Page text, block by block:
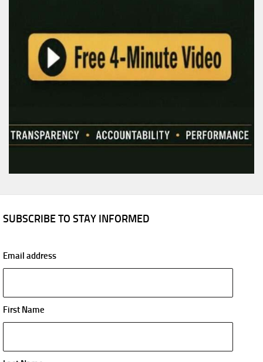
SUBSCRIBE TO STAY INFORMED
Email address
First Name